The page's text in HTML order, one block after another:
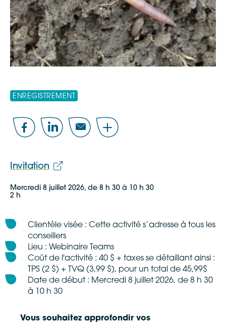
ENREGISTREMENT
FacebookLinkedInEmail Share
Invitation
Mercredi 8 juillet 2026, de 8 h 30 à 10 h 30
2 h
Clientèle visée : Cette activité s’adresse à tous les
conseillers
Lieu : Webinaire Teams
Coût de l'activité : 40 $ + taxes se détaillant ainsi :
TPS (2 $) + TVQ (3,99 $), pour un total de 45,99$
Date de début : Mercredi 8 juillet 2026, de 8 h 30
à 10 h 30
Vous souhaitez approfondir vos